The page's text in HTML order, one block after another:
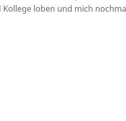
loben und mich